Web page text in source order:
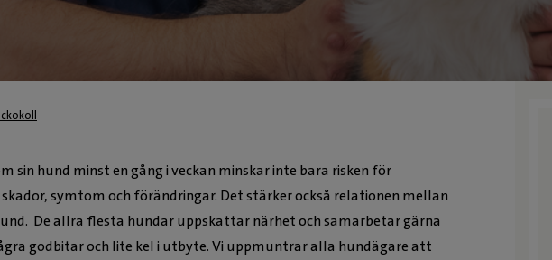
sin hund minst en gång i veckan minskar inte bara risken för
symtom och förändringar. Det stärker också relationen mellan
De allra flesta hundar uppskattar närhet och samarbetar gärna
godbitar och lite kel i utbyte. Vi uppmuntrar alla hundägare att